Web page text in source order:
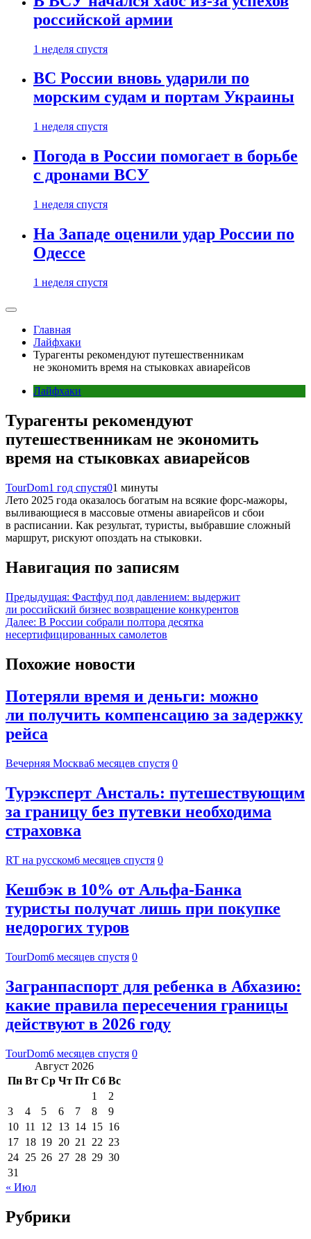
российской армии
1 неделя спустя
ВС России вновь ударили по
морским судам и портам Украины
1 неделя спустя
Погода в России помогает в борьбе
с дронами ВСУ
1 неделя спустя
На Западе оценили удар России по
Одессе
1 неделя спустя
Главная
Лайфхаки
Турагенты рекомендуют путешественникам
не экономить время на стыковках авиарейсов
Лайфхаки
Турагенты рекомендуют
путешественникам не экономить
время на стыковках авиарейсов
TourDom1 год спустя01 минуты
Лето 2025 года оказалось богатым на всякие форс-мажоры,
выливающиеся в массовые отмены авиарейсов и сбои
в расписании. Как результат, туристы, выбравшие сложный
маршрут, рискуют опоздать на стыковки.
Навигация по записям
Предыдущая: Фастфуд под давлением: выдержит
ли российский бизнес возвращение конкурентов
Далее: В России собрали полтора десятка
несертифицированных самолетов
Похожие новости
Потеряли время и деньги: можно
ли получить компенсацию за задержку
рейса
Вечерняя Москва6 месяцев спустя 0
Турэксперт Ансталь: путешествующим
за границу без путевки необходима
страховка
RT на русском6 месяцев спустя 0
Кешбэк в 10% от Альфа-Банка
туристы получат лишь при покупке
недорогих туров
TourDom6 месяцев спустя 0
Загранпаспорт для ребенка в Абхазию:
какие правила пересечения границы
действуют в 2026 году
TourDom6 месяцев спустя 0
Август 2026
Пн Вт Ср Чт Пт Сб Вс
1
2
3
4 5 6 7 8
9
10 11 12 13 14 15 16
17 18 19 20 21 22 23
24 25 26 27 28 29 30
31
« Июл
Рубрики